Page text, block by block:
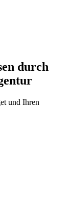
durch
und Ihren